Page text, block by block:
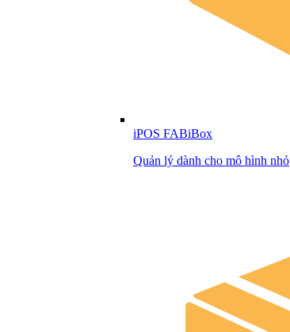
iPOS FABiBox
Quản lý dành cho mô hình nhỏ